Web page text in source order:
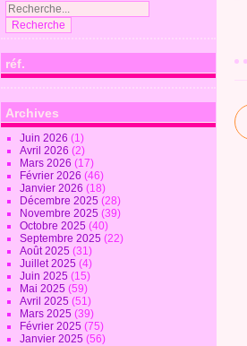
réf.
Archives
Juin 2026(1)
Avril 2026(2)
Mars 2026(17)
Février 2026(46)
Janvier 2026(18)
Décembre 2025(28)
Novembre 2025(39)
Octobre 2025(40)
Septembre 2025(22)
Août 2025(31)
Juillet 2025(4)
Juin 2025(15)
Mai 2025(59)
Avril 2025(51)
Mars 2025(39)
Février 2025(75)
Janvier 2025(56)